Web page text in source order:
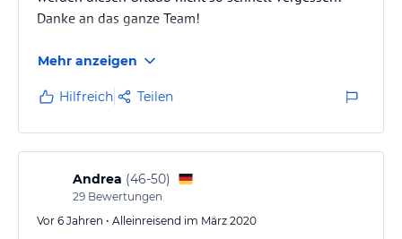
Danke an das ganze Team!
Mehr anzeigen
Hilfreich Teilen
Andrea (46-50)
29 Bewertungen
Vor 6 Jahren • Alleinreisend im März 2020